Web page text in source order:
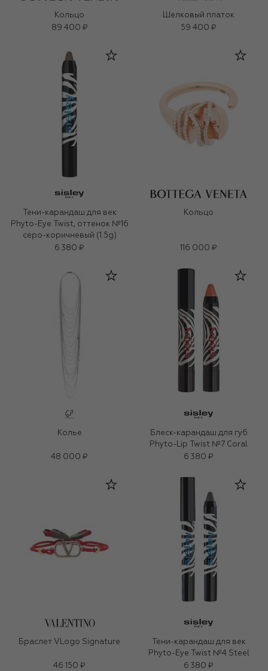
Кольцо
89 400 ₽
Шелковый платок
59 400 ₽
Тени-карандаш для век
Phyto-Eye Twist, оттенок №16
серо-коричневый (1.5g)
6 380 ₽
Кольцо
116 000 ₽
Колье
48 000 ₽
Блеск-карандаш для губ
Phyto-Lip Twist №7 Coral
6 380 ₽
Браслет VLogo Signature
46 150 ₽
Тени-карандаш для век
Phyto-Eye Twist №4 Steel
6 380 ₽